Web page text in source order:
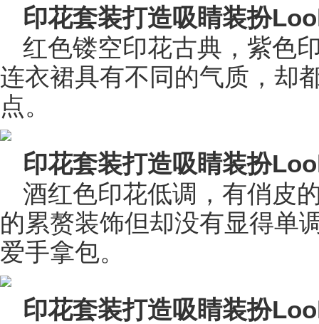
印花套装打造吸睛装扮
红色镂空印花古典，紫色
连衣裙具有不同的气质，却
点。
印花套装打造吸睛装扮
酒红色印花低调，有俏皮
的累赘装饰但却没有显得单
爱手拿包。
印花套装打造吸睛装扮